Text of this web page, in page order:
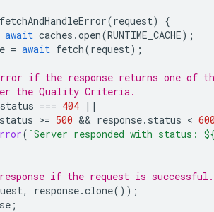
fetchAndHandleError(request)
{
await caches .open(RUNTIME_CACHE);
= await fetch(request);
if the response returns one of
the Quality Criteria.
status === 404 ||
status >= 500 && response. status <
( `Server responded with status:
if the request is successful.
, response.clone());
;